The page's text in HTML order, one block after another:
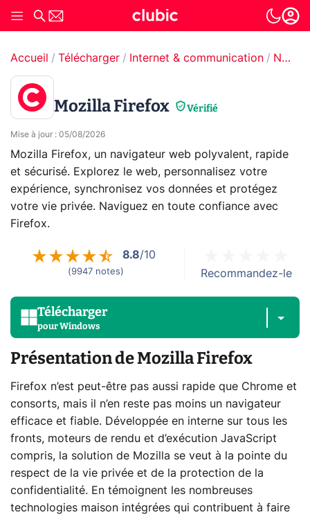
Accueil Télécharger Internet & communication Navigateur web
Mozilla Firefox Vérifié
Mise à jour : 05/08/2026
Mozilla Firefox, un navigateur web polyvalent, rapide
et sécurisé. Explorez le web, personnalisez votre
expérience, synchronisez vos données et protégez
votre vie privée. Naviguez en toute confiance avec
Firefox.
8.8/10
(9947 notes) Recommandez-le
Télécharger
pourWindows
Présentation de Mozilla Firefox
Firefox n’est peut-être pas aussi rapide que Chrome et
consorts, mais il n’en reste pas moins un navigateur
efficace et fiable. Développée en interne sur tous les
fronts, moteurs de rendu et d’exécution JavaScript
compris, la solution de Mozilla se veut à la pointe du
respect de la vie privée et de la protection de la
confidentialité. En témoignent les nombreuses
technologies maison intégrées qui contribuent à faire